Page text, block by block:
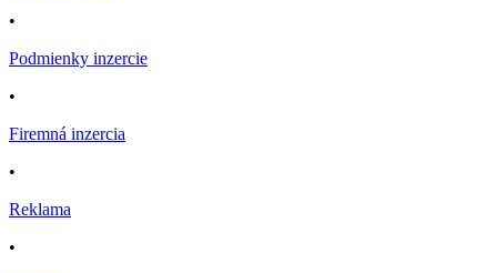
•
Podmienky inzercie
•
Firemná inzercia
•
Reklama
•